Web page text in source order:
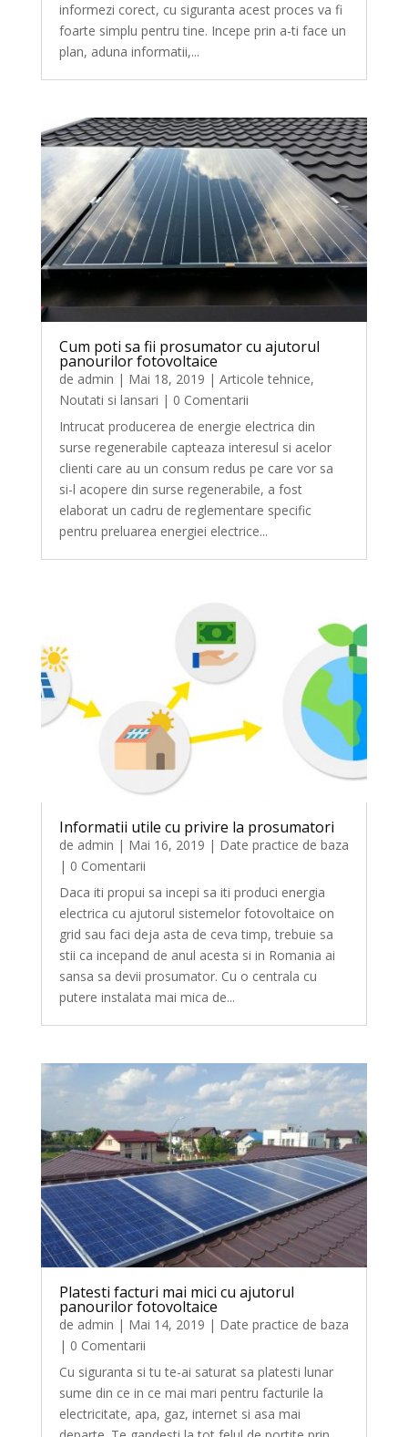
informezi corect, cu siguranta acest proces va fi
foarte simplu pentru tine. Incepe prin a-ti face un
plan, aduna informatii,...
Cum poti sa fii prosumator cu ajutorul
panourilor fotovoltaice
de admin | Mai 18, 2019 | Articole tehnice,
Noutati si lansari | 0 Comentarii
Intrucat producerea de energie electrica din
surse regenerabile capteaza interesul si acelor
clienti care au un consum redus pe care vor sa
si-l acopere din surse regenerabile, a fost
elaborat un cadru de reglementare specific
pentru preluarea energiei electrice...
Informatii utile cu privire la prosumatori
de admin | Mai 16, 2019 | Date practice de baza
| 0 Comentarii
Daca iti propui sa incepi sa iti produci energia
electrica cu ajutorul sistemelor fotovoltaice on
grid sau faci deja asta de ceva timp, trebuie sa
stii ca incepand de anul acesta si in Romania ai
sansa sa devii prosumator. Cu o centrala cu
putere instalata mai mica de...
Platesti facturi mai mici cu ajutorul
panourilor fotovoltaice
de admin | Mai 14, 2019 | Date practice de baza
| 0 Comentarii
Cu siguranta si tu te-ai saturat sa platesti lunar
sume din ce in ce mai mari pentru facturile la
electricitate, apa, gaz, internet si asa mai